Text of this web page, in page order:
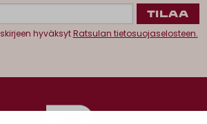
hyväksytRatsulan tietosuojaselosteen.